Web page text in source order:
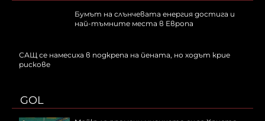
Бумът на слънчевата енергия достига и
най-тъмните места в Европа
САЩ се намесиха в подкрепа на йената, но ходът крие
рискове
GOL